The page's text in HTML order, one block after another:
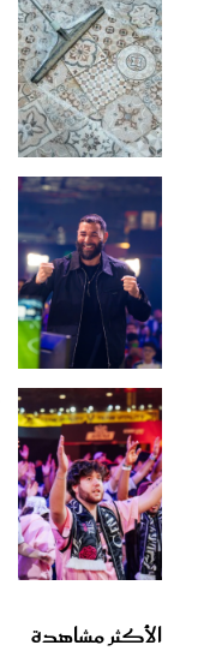
الأكثر مشاهدة